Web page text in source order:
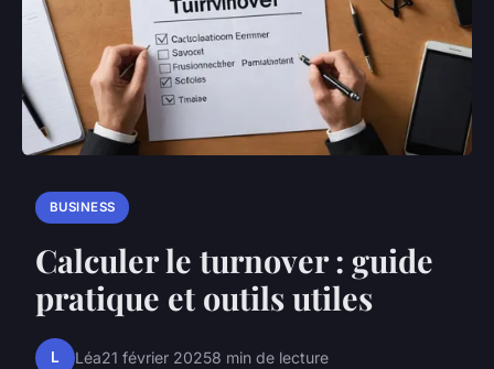
BUSINESS
Calculer le turnover : guide
pratique et outils utiles
L Léa21 février 20258 min de lecture